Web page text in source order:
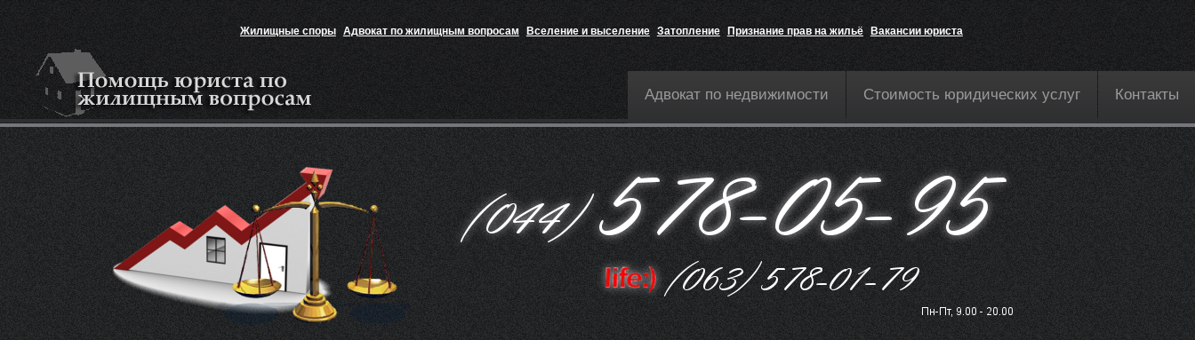
Жилищные споры Адвокат по жилищным вопросам Вселение и выселение Затопление Признание прав на жильё Вакансии юриста
Адвокат по недвижимости Стоимость юридических услуг Контакты